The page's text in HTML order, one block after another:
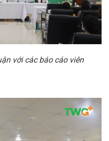
với các báo cáo viên